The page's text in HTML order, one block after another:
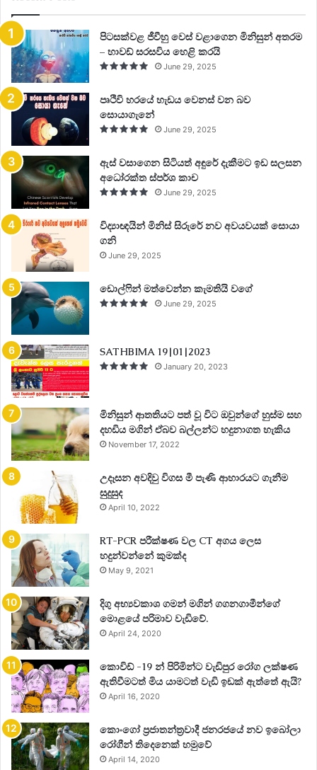
පිටසක්වළ ජීවීහු වෙස් වළාගෙන මිනිසුන් අතරම
– හාවඩ් සරසවිය හෙළි කරයි
June 29, 2025
පෘථිවි හරයේ හැඩය වෙනස් වන බව
සොයාගැනේ
June 29, 2025
ඇස් වසාගෙන සිටියත් අඳුරේ දැකීමට ඉඩ සලසන
අධෝරක්ත ස්පර්ශ කාච
June 29, 2025
විද්‍යාඥයින් මිනිස් සිරුරේ නව අවයවයක් සොයා
ගනි
June 29, 2025
ඩොල්ෆින් මත්වෙන්න කැමතියි වගේ
June 29, 2025
SATHBIMA 19|01|2023
January 20, 2023
මිනිසුන් ආතතියට පත් වූ විට ඔවුන්ගේ හුස්ම සහ
දහඩිය මගින් ඒබව බල්ලන්ට හදුනාගත හැකිය
November 17, 2022
උදෑසන අවදිවු විගස මී පැණි ආහාරයට ගැනීම
සුදුසුද
April 10, 2022
RT-PCR පරීක්ෂණ වල CT අගය ලෙස
හදුන්වන්නේ කුමක්ද
May 9, 2021
දිගු අභ්‍යවකාශ ගමන් මගින් ගගනගාමීන්ගේ
මොළයේ පරිමාව වැඩිවේ.
April 24, 2020
කොවිඩ් -19 න් පිරිමින්ට වැඩිපුර රෝග ලක්ෂණ
ඇතිවීමටත් මිය යාමටත් වැඩි ඉඩක් ඇත්තේ ඇයි?
April 16, 2020
කොංගෝ ප්‍රජාතන්ත්‍රවාදී ජනරජයේ නව ඉබෝලා
රෝගීන් තිදෙනෙක් හමුවේ
April 14, 2020